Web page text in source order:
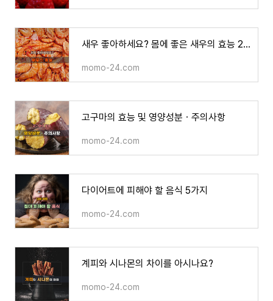
새우 좋아하세요? 몸에 좋은 새우의 효능 20가지
momo-24.com
고구마의 효능 및 영양성분ㆍ주의사항
momo-24.com
다이어트에 피해야 할 음식 5가지
momo-24.com
계피와 시나몬의 차이를 아시나요?
momo-24.com